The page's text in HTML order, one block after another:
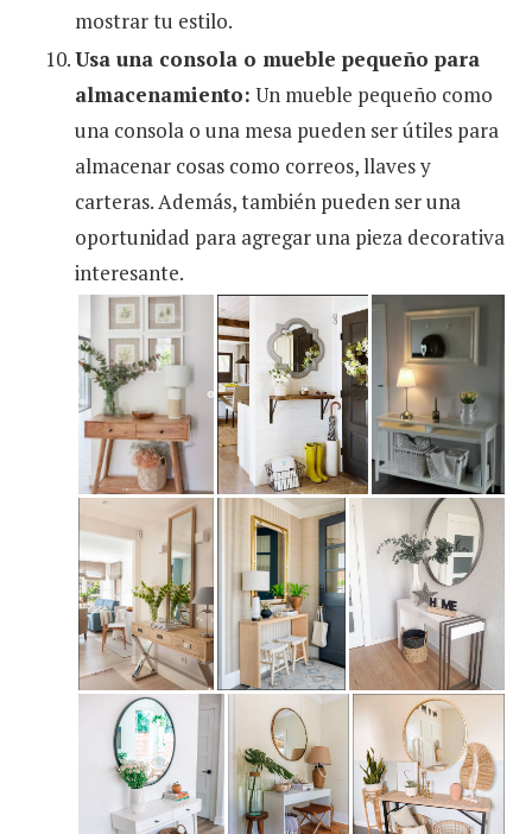
mostrar tu estilo.
Usa una consola o mueble pequeño para
almacenamiento: Un mueble pequeño como
una consola o una mesa pueden ser útiles para
almacenar cosas como correos, llaves y
carteras. Además, también pueden ser una
oportunidad para agregar una pieza decorativa
interesante.